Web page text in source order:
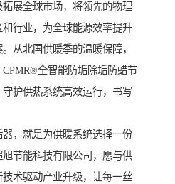
展全球市场，将领先的物理
行业，为全球能源效率提升
从北国供暖季的温暖保障，
全智能防垢除垢防蜡节
护供热系统高效运行，书写
，就是为供暖系统选择一份
节能科技有限公司，愿与供
术驱动产业升级，让每一丝